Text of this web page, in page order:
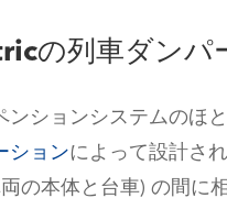
の列車ダンパ
ンションシステムのほ
ションによって設計さ
の本体と台車) の間に